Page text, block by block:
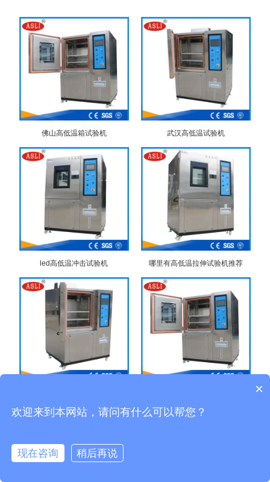
佛山高低温箱试验机 武汉高低温试验机
led高低温冲击试验机 哪里有高低温拉伸试验机推荐
×
欢迎来到本网站，请问有什么可以帮您？
现在咨询 稍后再说